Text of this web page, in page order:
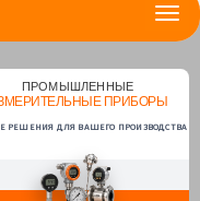
ПРОМЫШЛЕННЫЕ
ПРИБОРЫ
РЕШЕНИЯ ДЛЯ ВАШЕГО ПРОИЗВОДСТВА